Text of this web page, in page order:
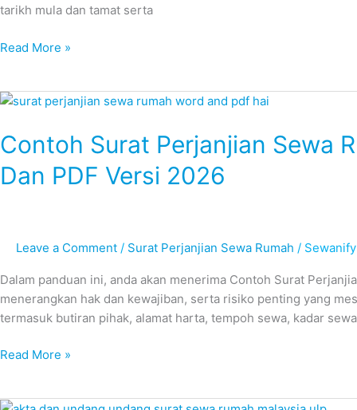
tarikh mula dan tamat serta
Read More »
Contoh Surat Perjanjian Sewa
Dan PDF Versi 2026
Leave a Comment / Surat Perjanjian Sewa Rumah / Sewanify
Dalam panduan ini, anda akan menerima Contoh Surat
menerangkan hak dan kewajiban, serta risiko penting yang
termasuk butiran pihak, alamat harta, tempoh sewa, kadar
Contoh
Perjanjian
Sewa
Rumah
Word
dan
Read More »